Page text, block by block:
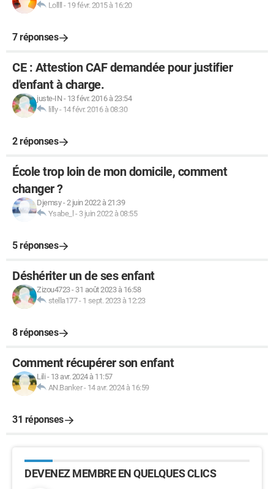
Lollll - 19 févr. 2015 à 16:20
7 réponses
CE : Attestion CAF demandée pour justifier
d'enfant à charge.
juste-IN - 13 févr. 2016 à 23:54
lilly- 14 févr. 2016 à 08:30
2 réponses
École trop loin de mon domicile, comment
changer ?
Djemsy-2 juin 2022 à 21:39
Ysabe_l - 3 juin 2022 à 08:55
5 réponses
Déshériter un de ses enfant
Zizou4723- 31 août 2023 à 16:58
stella177- 1 sept. 2023 à 12:23
8 réponses
Comment récupérer son enfant
Lili - 13 avr. 2024 à 11:57
AN.Banker- 14 avr. 2024 à 16:59
31 réponses
DEVENEZ MEMBRE EN QUELQUES CLICS